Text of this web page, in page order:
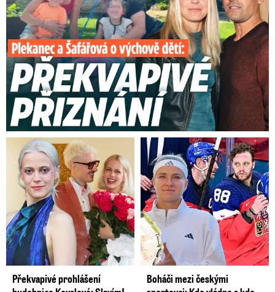
Překvapivé prohlášení
Boháči mezi českými